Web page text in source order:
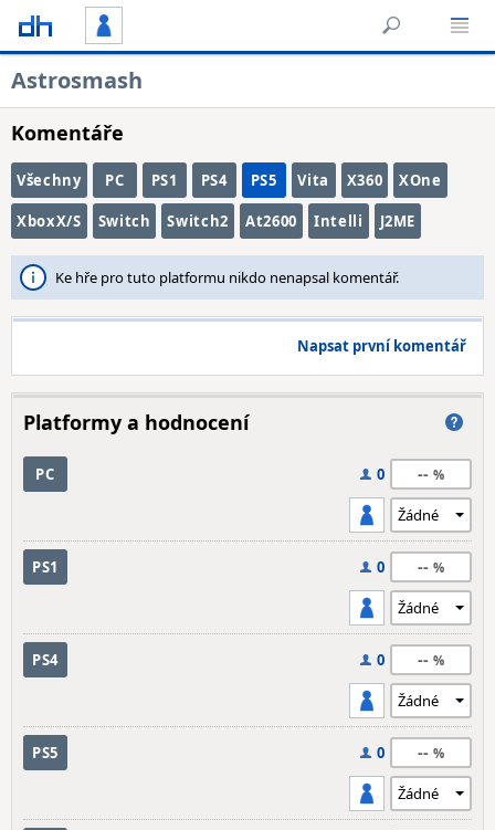
Astrosmash
Komentáře
Všechny PC PS1 PS4 PS5 Vita X360 XOne
XboxX/S Switch Switch2 At2600 Intelli J2ME
Ke hře pro tuto platformu nikdo nenapsal komentář.
Napsat první komentář
Platformy a hodnocení
PC 0 --
PS1 0 --
PS4 0 --
PS5 0 --